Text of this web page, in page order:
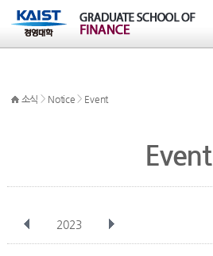
소식 > Notice > Event
Event
2023